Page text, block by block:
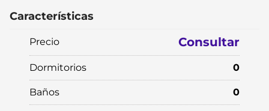
Características
Precio Consultar
Dormitorios 0
Baños 0